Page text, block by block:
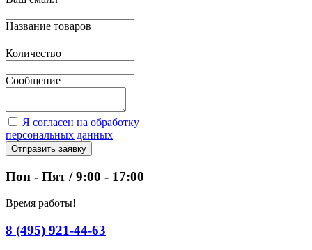
Название товаров
Количество
Сообщение
Я согласен на обработку
персональных данных
Отправить заявку
Пон - Пят / 9:00 - 17:00
Время работы!
8 (495) 921-44-63